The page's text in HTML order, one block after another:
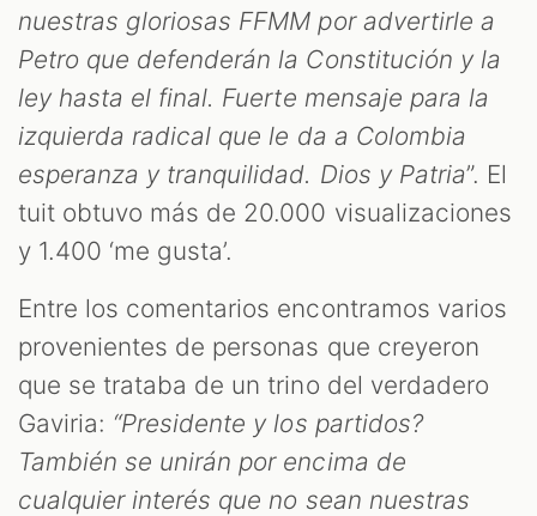
nuestras gloriosas FFMM por advertirle a
Petro que defenderán la Constitución y la
ley hasta el final. Fuerte mensaje para la
izquierda radical que le da a Colombia
esperanza y tranquilidad. Dios y Patria”. El
tuit obtuvo más de 20.000 visualizaciones
y 1.400 ‘me gusta’.
Entre los comentarios encontramos varios
provenientes de personas que creyeron
que se trataba de un trino del verdadero
Gaviria: “Presidente y los partidos?
También se unirán por encima de
cualquier interés que no sean nuestras